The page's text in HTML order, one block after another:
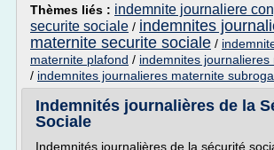
Thèmes liés : indemnite journaliere
securite sociale / indemnites
maternite securite sociale /
maternite plafond / indemnites
/ indemnites journalieres maternite
Indemnités journalières de la
Sociale
Indemnités journalières de la sécurité